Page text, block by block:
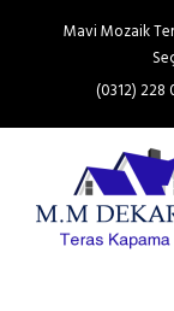
Mavi Mozaik
(0312) 228